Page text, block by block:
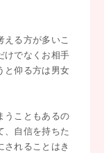
える方が多いこ
けでなくお相手
と仰る方は男女
うこともあるの
、自信を持ちた
されることはき